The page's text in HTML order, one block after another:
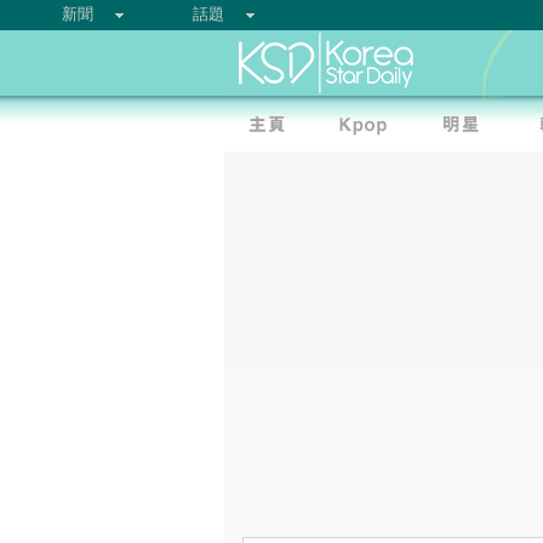
新聞 話題